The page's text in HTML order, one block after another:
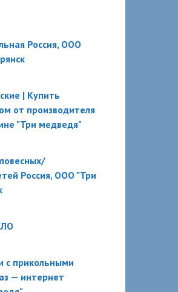
Россия, ООО
| Купить
от производителя
"Три медведя"
Россия, ООО "Три
с прикольными
— интернет